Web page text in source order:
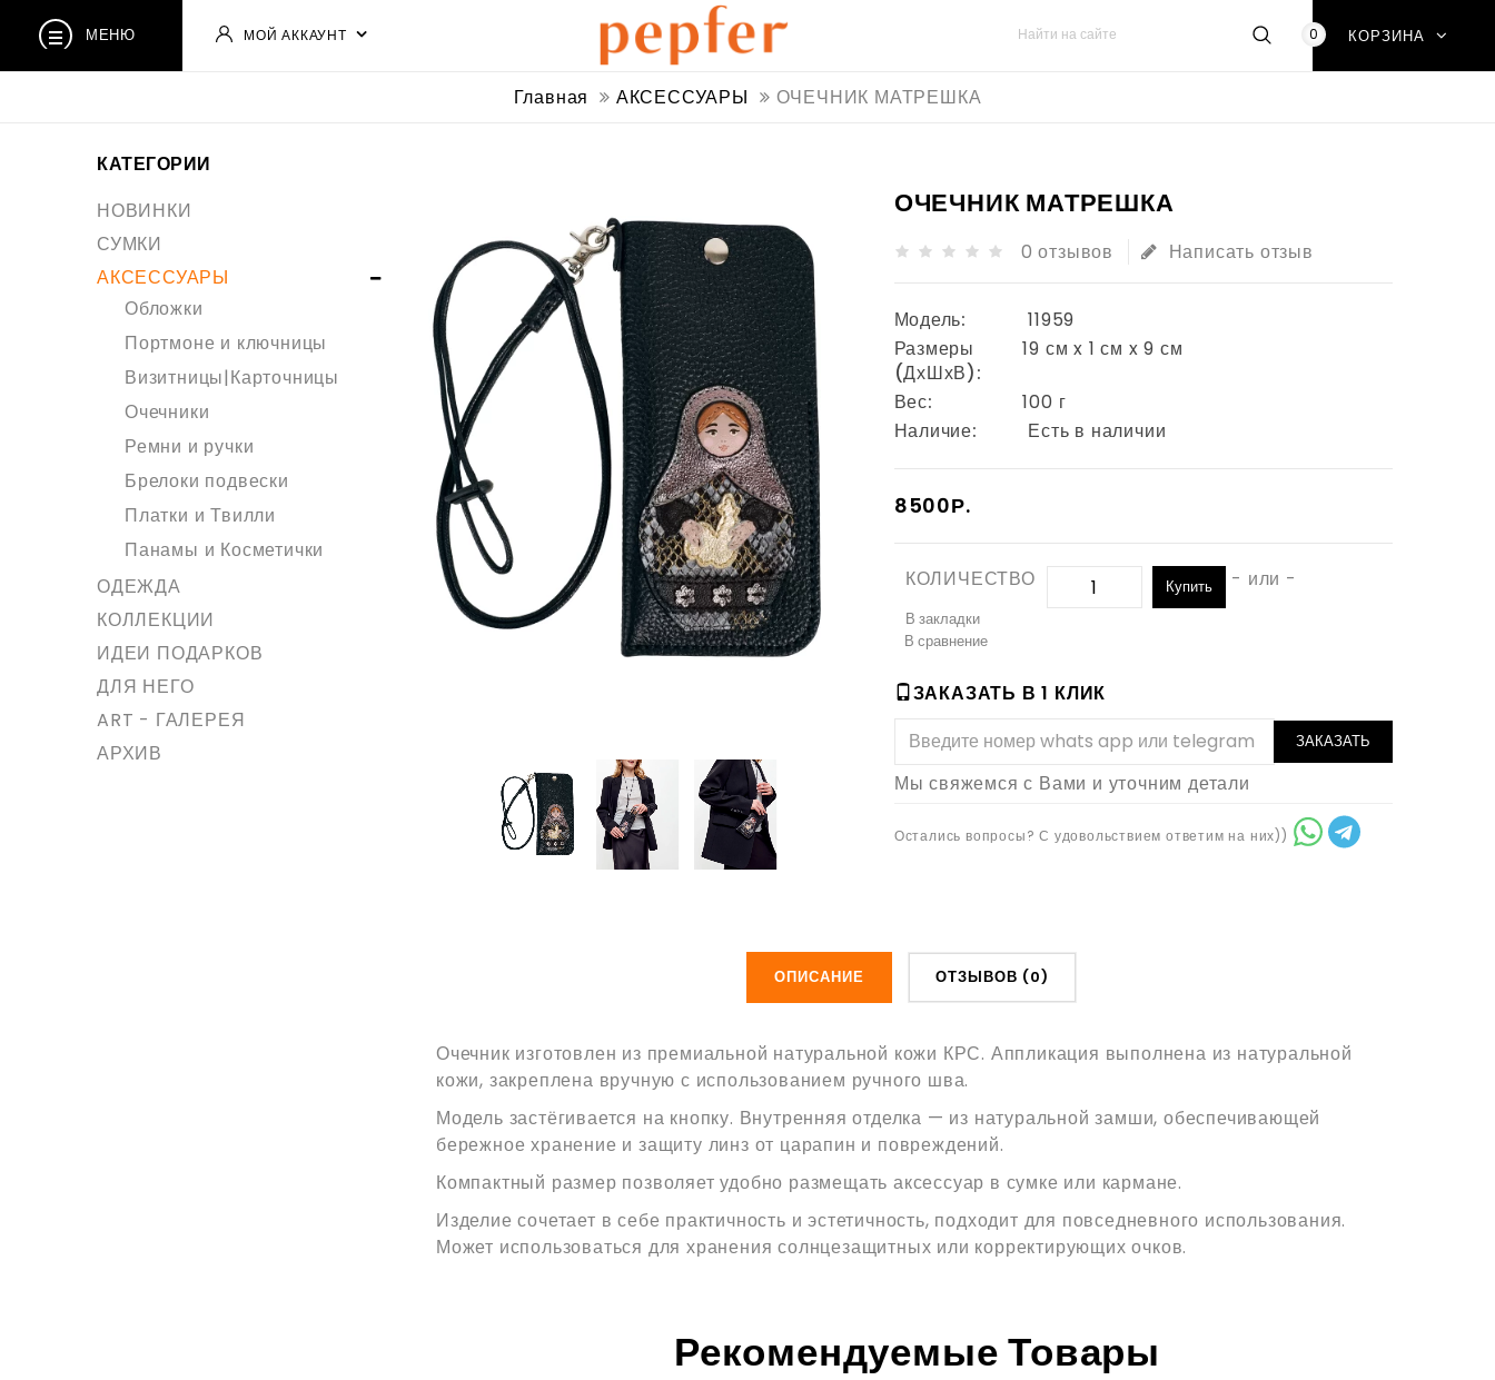
МЕНЮ МОЙ АККАУНТ 0 КОРЗИНА
Главная АКСЕССУАРЫ ОЧЕЧНИК МАТРЕШКА
КАТЕГОРИИ
НОВИНКИ
СУМКИ
АКСЕССУАРЫ
Обложки
Портмоне и ключницы
Визитницы|Карточницы
Очечники
Ремни и ручки
Брелоки подвески
Платки и Твилли
Панамы и Косметички
ОДЕЖДА
КОЛЛЕКЦИИ
ИДЕИ ПОДАРКОВ
ДЛЯ НЕГО
ART - ГАЛЕРЕЯ
АРХИВ
ОЧЕЧНИК МАТРЕШКА
0 отзывов Написать отзыв
Модель:
11959
Размеры
(ДхШхВ):
19 см x 1 см x 9 см
Вес:
100 г
Наличие:
Есть в наличии
8500Р.
КОЛИЧЕСТВО Купить - или -
В закладки
В сравнение
ЗАКАЗАТЬ В 1 КЛИК
ЗАКАЗАТЬ
Мы свяжемся с Вами и уточним детали
Остались вопросы? С удовольствием ответим на них))
ОПИСАНИЕ ОТЗЫВОВ (0)
Очечник изготовлен из премиальной натуральной кожи КРС. Аппликация выполнена из натуральной
кожи, закреплена вручную с использованием ручного шва.
Модель застёгивается на кнопку. Внутренняя отделка — из натуральной замши, обеспечивающей
бережное хранение и защиту линз от царапин и повреждений.
Компактный размер позволяет удобно размещать аксессуар в сумке или кармане.
Изделие сочетает в себе практичность и эстетичность, подходит для повседневного использования.
Может использоваться для хранения солнцезащитных или корректирующих очков.
Рекомендуемые Товары